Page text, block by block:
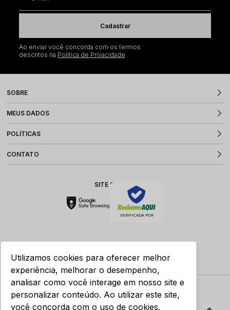
Utilizamos cookies para oferecer melhor
experiência, melhorar o desempenho,
analisar como você interage em nosso site e
personalizar conteúdo. Ao utilizar este site,
você concorda com o uso de cookies.
Cadastrar
Ao enviar você concorda com os termos
descritos na Política de Privacidade
SOBRE
MEUS DADOS
POLÍTICAS
CONTATO
SITE SEGURO
VERIFICADA POR